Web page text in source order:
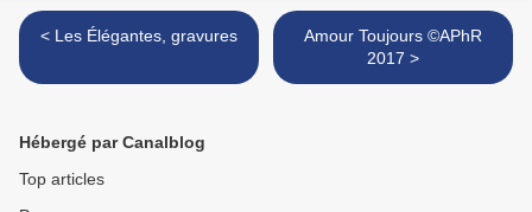
< Les Élégantes, gravures
Amour Toujours ©APhR
2017 >
Hébergé par Canalblog
Top articles